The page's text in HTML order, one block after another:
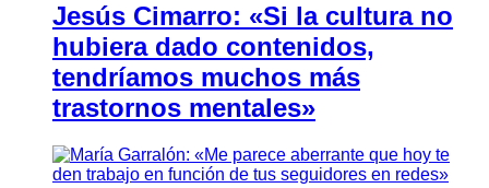
Jesús Cimarro: «Si la cultura no
hubiera dado contenidos,
tendríamos muchos más
trastornos mentales»